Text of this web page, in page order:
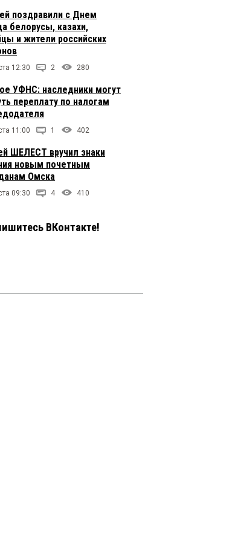
поздравили с Днем
белорусы, казахи,
и жители российских
12:30 2 280
УФНС: наследники могут
переплату по налогам
11:00 1 402
ШЕЛЕСТ вручил знаки
новым почетным
Омска
09:30 4 410
ВКонтакте!